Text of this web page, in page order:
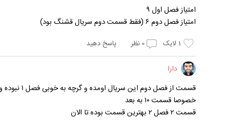
امتیاز فصل اول ۹
امتیاز فصل دوم ۶ (فقط قسمت دوم سریال قشنگ بود)
1 لایک 0 نظر پاسخ دهید
دارا
قسمت از فصل دوم این سریال اومده و گرچه به خوبی فصل ۱ نبوده ولی بازم نسبتا خوب بوده
خصوصا قسمت ۱۰ به بعد
قسمت ۲ فصل ۲ بهترین قسمت بوده تا الان